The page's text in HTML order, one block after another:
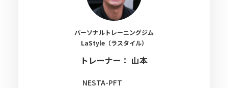
パーソナルトレーニングジム
LaStyle（ラスタイル）
トレーナー： 山本
NESTA-PFT